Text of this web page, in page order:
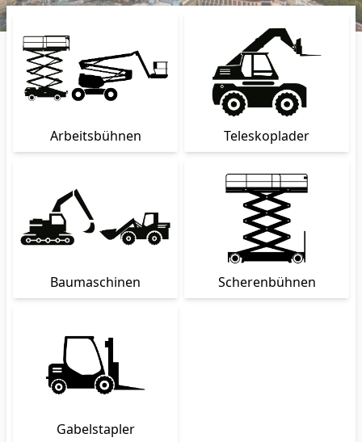
Arbeitsbühnen Teleskoplader
Baumaschinen Scherenbühnen
Gabelstapler